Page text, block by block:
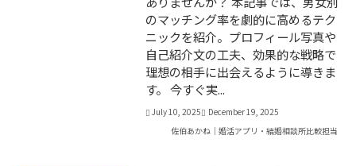
のマッチング率を劇的に高めるテク
ニックを紹介。プロフィール写真や
自己紹介文の工夫、効果的な戦略で
理想の相手に出会えるように導きま
す。 今すぐ実...
July 10, 2025
December 19, 2025
佐伯あかね｜婚活アプリ・結婚相談所比較担当